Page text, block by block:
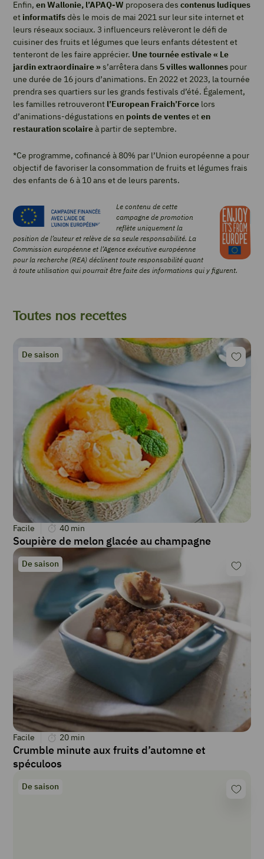
Enfin, en Wallonie, l’APAQ-W proposera des contenus ludiques
et informatifsdès le mois de mai 2021 sur leur site internet et
leurs réseaux sociaux. 3 influenceurs relèveront le défi de
cuisiner des fruits et légumes que leurs enfants détestent et
tenteront de les faire apprécier. Une tournée estivale « Le
jardin extraordinaire »s’arrêtera dans 5 villes wallonnes pour
une durée de 16 jours d’animations. En 2022 et 2023, la tournée
prendra ses quartiers sur les grands festivals d’été. Également,
les familles retrouveront l’European Fraich’Force lors
d’animations-dégustations en points de venteseten
restauration scolaireà partir de septembre.
*Ce programme, cofinancé à 80% par l’Union européenne a pour
objectif de favoriser la consommation de fruits et légumes frais
des enfants de 6 à 10 ans et de leurs parents.
Le contenu de cette
campagne de promotion
reflète uniquement la
position de l’auteur et relève de sa seule responsabilité. La
Commission européenne et l’Agence exécutive européenne
pour la recherche (REA) déclinent toute responsabilité quant
à toute utilisation qui pourrait être faite des informations qui y figurent.
Toutes nos recettes
De saison
Facile 40 min
Soupière de melon glacée au champagne
De saison
Facile 20 min
Crumble minute aux fruits d’automne et
spéculoos
De saison